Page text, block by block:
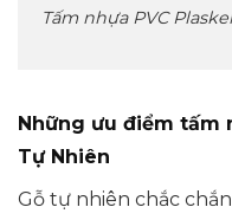
Tấm nhựa PVC
Những ưu điểm tấm
Tự Nhiên
Gỗ tự nhiên chắc